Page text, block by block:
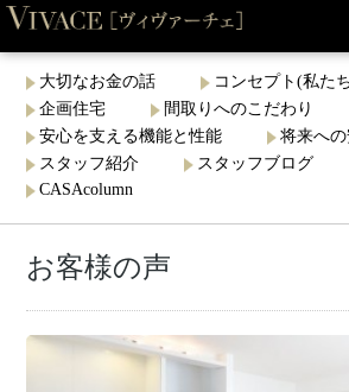
大切なお金の話
コンセプト(私た
企画住宅
間取りへのこだわり
安心を支える機能と性能
将来へ
スタッフ紹介
スタッフブログ
CASAcolumn
お客様の声